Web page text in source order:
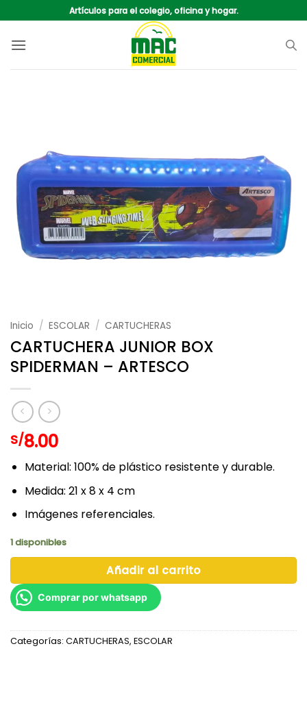
al
contenido
Artículos para el colegio, oficina y hogar.
Inicio / ESCOLAR / CARTUCHERAS
CARTUCHERA JUNIOR BOX
SPIDERMAN – ARTESCO
S/8.00
Material: 100% de plástico resistente y durable.
Medida: 21 x 8 x 4 cm
Imágenes referenciales.
1 disponibles
Añadir al carrito
Comprar por whatsapp
Categorías: CARTUCHERAS, ESCOLAR